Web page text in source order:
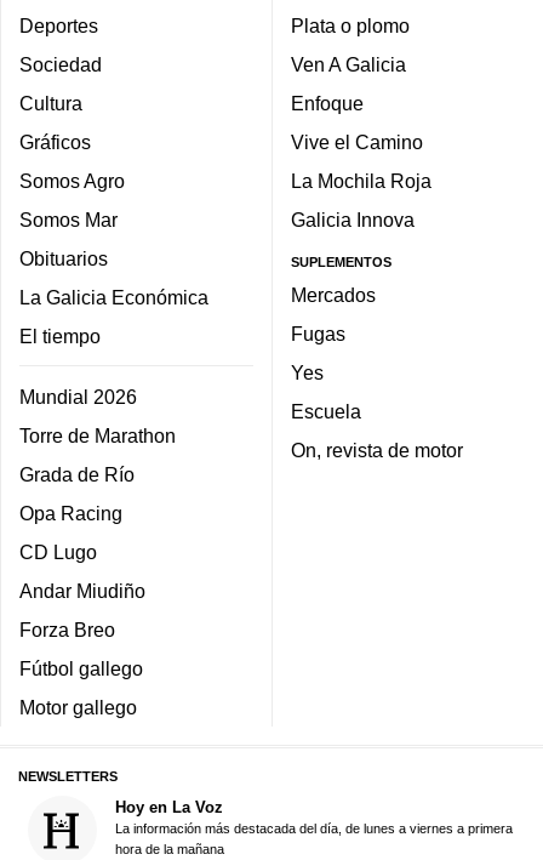
Deportes
Sociedad
Cultura
Gráficos
Somos Agro
Somos Mar
Obituarios
La Galicia Económica
El tiempo
Mundial 2026
Torre de Marathon
Grada de Río
Opa Racing
CD Lugo
Andar Miudiño
Forza Breo
Fútbol gallego
Motor gallego
Plata o plomo
Ven A Galicia
Enfoque
Vive el Camino
La Mochila Roja
Galicia Innova
SUPLEMENTOS
Mercados
Fugas
Yes
Escuela
On, revista de motor
NEWSLETTERS
Hoy en La Voz
La información más destacada del día, de lunes a viernes a primera
hora de la mañana